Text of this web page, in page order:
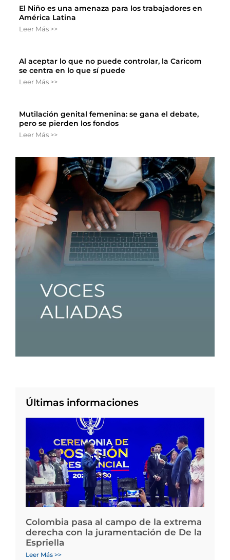
El Niño es una amenaza para los trabajadores en
América Latina
Leer Más >>
Al aceptar lo que no puede controlar, la Caricom
se centra en lo que sí puede
Leer Más >>
Mutilación genital femenina: se gana el debate,
pero se pierden los fondos
Leer Más >>
Últimas informaciones
Colombia pasa al campo de la extrema
derecha con la juramentación de De la
Espriella
Leer Más >>